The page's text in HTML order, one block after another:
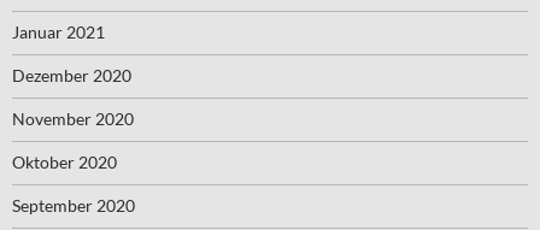
Januar 2021
Dezember 2020
November 2020
Oktober 2020
September 2020